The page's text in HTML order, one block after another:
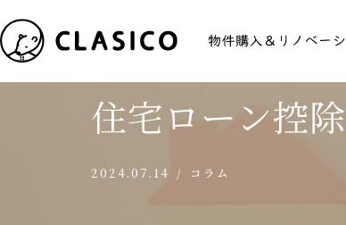
コ
住宅ローン控
2024.07.14 コラム